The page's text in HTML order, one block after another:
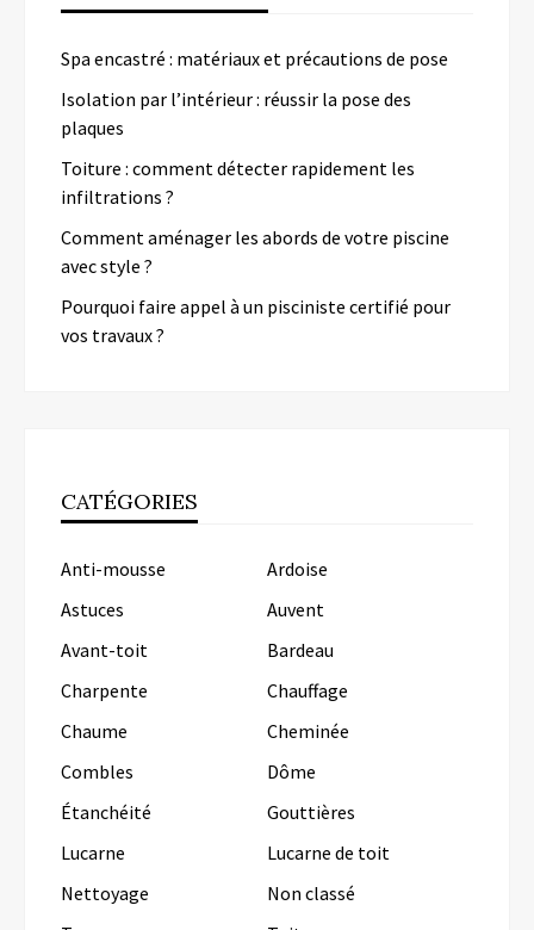
Spa encastré : matériaux et précautions de pose
Isolation par l’intérieur : réussir la pose des
plaques
Toiture : comment détecter rapidement les
infiltrations ?
Comment aménager les abords de votre piscine
avec style ?
Pourquoi faire appel à un pisciniste certifié pour
vos travaux ?
CATÉGORIES
Anti-mousse
Ardoise
Astuces
Auvent
Avant-toit
Bardeau
Charpente
Chauffage
Chaume
Cheminée
Combles
Dôme
Étanchéité
Gouttières
Lucarne
Lucarne de toit
Nettoyage
Non classé